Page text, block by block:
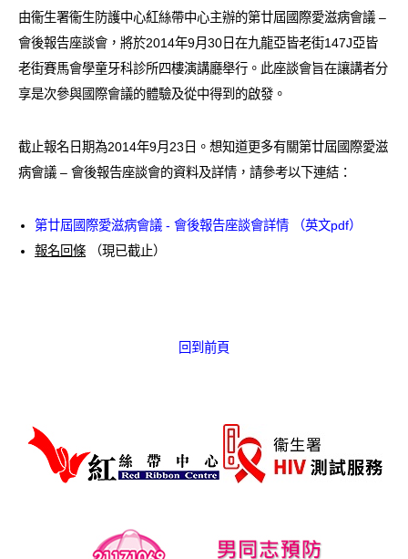
新聞發佈
愛滋病呈報表格
由衞生署衞生防護中心紅絲帶中心主辦的第廿屆國際愛滋病會議 –
會後報告座談會，將於2014年9月30日在九龍亞皆老街147J亞皆
老街賽馬會學童牙科診所四樓演講廳舉行。此座談會旨在讓講者分
享是次參與國際會議的體驗及從中得到的啟發。
截止報名日期為2014年9月23日。想知道更多有關第廿屆國際愛滋
病會議 – 會後報告座談會的資料及詳情，請參考以下連結：
第廿屆國際愛滋病會議 - 會後報告座談會詳情 （英文pdf）
報名回條 （現已截止）
回到前頁